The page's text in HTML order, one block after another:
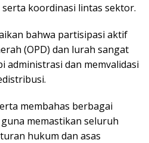
koordinasi lintas sektor.
bahwa partisipasi aktif
(OPD) dan lurah sangat
administrasi dan memvalidasi
membahas berbagai
memastikan seluruh
hukum dan asas